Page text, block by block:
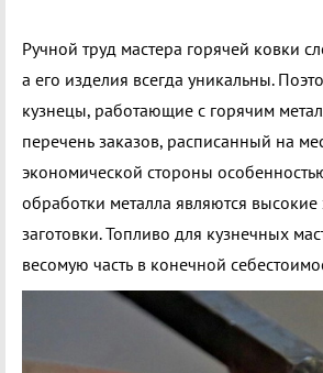
Ручной труд мастера горячей ковки
а его изделия всегда уникальны.
кузнецы, работающие с горячим
перечень заказов, расписанный на
экономической стороны
обработки металла являются высокие
заготовки. Топливо для кузнечных
весомую часть в конечной